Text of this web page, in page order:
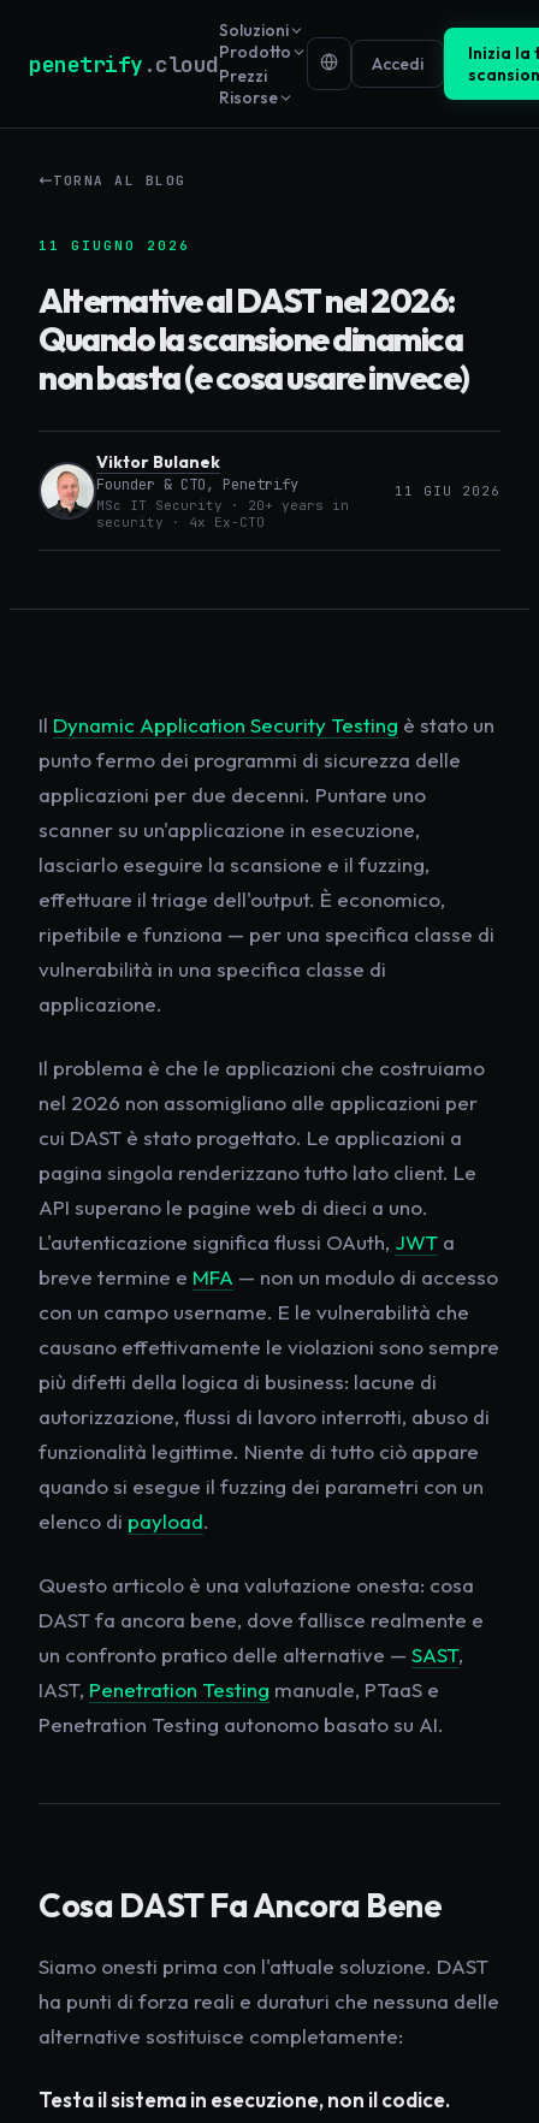
penetrify .cloud
Soluzioni
Prodotto
Prezzi
Risorse
Accedi
Inizia la
TORNA AL BLOG
11 GIUGNO 2026
Alternative al DAST nel 2026:
Quando la scansione dinamica
non basta (e cosa usare invece)
Viktor Bulanek
Founder & CTO, Penetrify
MSc IT Security · 20+ years in
security · 4x Ex-CTO
11 GIU 2026
Il Dynamic Application Security Testing è stato un
punto fermo dei programmi di sicurezza delle
applicazioni per due decenni. Puntare uno
scanner su un'applicazione in esecuzione,
lasciarlo eseguire la scansione e il fuzzing,
effettuare il triage dell'output. È economico,
ripetibile e funziona — per una specifica classe di
vulnerabilità in una specifica classe di
applicazione.
Il problema è che le applicazioni che costruiamo
nel 2026 non assomigliano alle applicazioni per
cui DAST è stato progettato. Le applicazioni a
pagina singola renderizzano tutto lato client. Le
API superano le pagine web di dieci a uno.
L'autenticazione significa flussi OAuth, JWT a
breve termine e MFA — non un modulo di accesso
con un campo username. E le vulnerabilità che
causano effettivamente le violazioni sono sempre
più difetti della logica di business: lacune di
autorizzazione, flussi di lavoro interrotti, abuso di
funzionalità legittime. Niente di tutto ciò appare
quando si esegue il fuzzing dei parametri con un
elenco di payload.
Questo articolo è una valutazione onesta: cosa
DAST fa ancora bene, dove fallisce realmente e
un confronto pratico delle alternative — SAST,
IAST, Penetration Testing manuale, PTaaS e
Penetration Testing autonomo basato su AI.
Cosa DAST Fa Ancora Bene
Siamo onesti prima con l'attuale soluzione. DAST
ha punti di forza reali e duraturi che nessuna delle
alternative sostituisce completamente:
Testa il sistema in esecuzione, non il codice.